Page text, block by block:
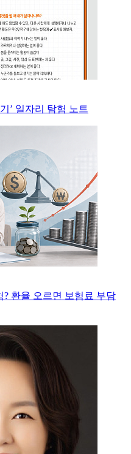
’ 일자리 탐험 노트
? 환율 오르면 보험료 부담